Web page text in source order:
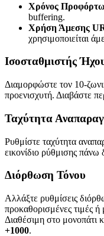
Χρόνος
buffering.
Χρήση Άμεσης
χρησιμοποιείται
Ισοσταθμιστής
Διαμορφώστε τον 10-
προενισχυτή. Διαβάστε
Ταχύτητα
Ρυθμίστε ταχύτητα
εικονίδιο ρύθμισης πάνω
Διόρθωση Τόνου
Αλλάξτε ρυθμίσεις
προκαθορισμένες τιμές ή
Διαθέσιμη στο μονοπάτι
+1000.